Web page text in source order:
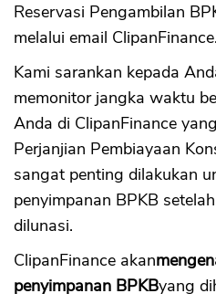
Reservasi Pengambilan
melalui email ClipanFinance.
Kami sarankan kepada
memonitor jangka waktu
Anda di ClipanFinance
Perjanjian Pembiayaan
sangat penting dilakukan
penyimpanan BPKB
dilunasi.
ClipanFinance akan
penyimpanan BPKByang